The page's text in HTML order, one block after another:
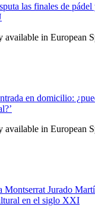
las finales de
available in European
en domicilio:
available in European
Montserrat Jurado
en el siglo XXI